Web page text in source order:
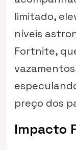
limitado,
níveis
Fortnite,
preço dos
Impacto